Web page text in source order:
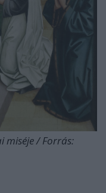
miséje / Forrás: